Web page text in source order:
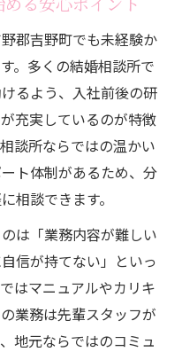
登用までの流れ
するための秘訣
くキャリアパスとは
たい女性必見
られるやりがいとは
験OKのポイント
ための条件とは
結婚相談所研修制度
められる女性像
相談所求人特集
軟な働き方の魅力
郡吉野町でも未経験か
。多くの結婚相談所で
るよう、入社前後の研
充実しているのが特徴
談所ならではの温かい
ト体制があるため、分
相談できます。
は「業務内容が難しい
信が持てない」といっ
はマニュアルやカリキ
業務は先輩スタッフが
地元ならではのコミュ